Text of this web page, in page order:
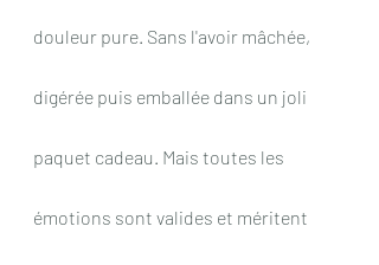
douleur pure. Sans l'avoir mâchée,
digérée puis emballée dans un joli
paquet cadeau. Mais toutes les
émotions sont valides et méritent